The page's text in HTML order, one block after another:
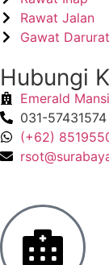
Rawat Jalan
Gawat Darurat
Hubungi
Emerald
031-57431574
(+62)